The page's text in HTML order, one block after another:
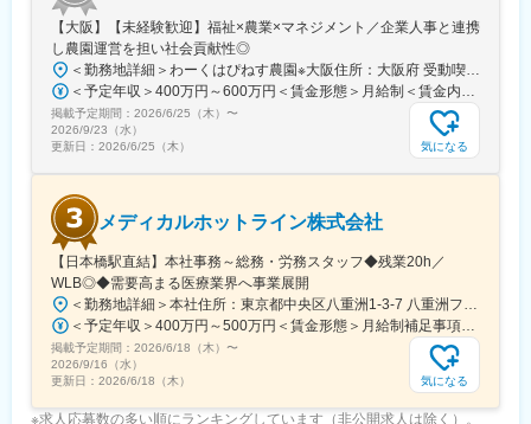
【大阪】【未経験歓迎】福祉×農業×マネジメント／企業人事と連携
し農園運営を担い社会貢献性◎
＜勤務地詳細＞わーくはぴねす農園※大阪住所：大阪府 受動喫煙対策：敷地内全面禁煙変更の範囲：会社の定める事業所
＜予定年収＞400万円～600万円＜賃金形態＞月給制＜賃金内訳＞月額（基本給）：280,000円～420,000円＜月給＞280,000円～420,000円＜昇給有無＞有＜残業手当＞有＜給与補足＞※予定年収はあくまでも目安の金額であり、選考を通じて上下する可能性があります。■昇給：年2回（8月・2月）■賞与：年2回（7月・12月）賃金はあくまでも目安の金額であり、選考を通じて上下する可能性があります。月給(月額)は固定手当を含めた表記です。
掲載予定期間： 2026/6/25（木） 〜
2026/9/23（水）
更新日： 2026/6/25（木） 気になる
メディカルホットライン株式会社
【日本橋駅直結】本社事務～総務・労務スタッフ◆残業20h／
WLB◎◆需要高まる医療業界へ事業展開
＜勤務地詳細＞本社住所：東京都中央区八重洲1-3-7 八重洲ファーストフィナンシャルビル13F受動喫煙対策：屋内全面禁煙変更の範囲：会社の定める事業所
＜予定年収＞400万円～500万円＜賃金形態＞月給制補足事項なし＜賃金内訳＞月額（基本給）：235,000円～284,000円固定残業手当/月：45,000円～66,000円（固定残業時間25時間0分/月）超過した時間外労働の残業手当は追加支給＜月給＞280,000円～350,000円（一律手当を含む）＜昇給有無＞有＜残業手当＞有＜給与補足＞※給与詳細は、ご経験やスキルを考慮のうえ決定します。■昇給：年1回 査定により決定■賞与：年2回（7 月・12 月） 都度査定により決定 算定対象期間に準ずる賃金はあくまでも目安の金額であり、選考を通じて上下する可能性があります。月給(月額)は固定手当を含めた表記です。
掲載予定期間： 2026/6/18（木） 〜
2026/9/16（水）
更新日： 2026/6/18（木） 気になる
※求人応募数の多い順にランキングしています（非公開求人は除く）。